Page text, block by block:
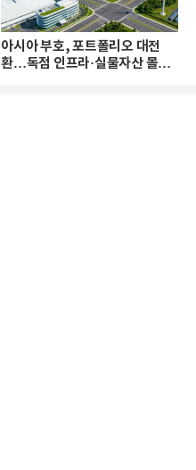
아시아 부호, 포트폴리오 대전
환…독점 인프라·실물자산 몰린